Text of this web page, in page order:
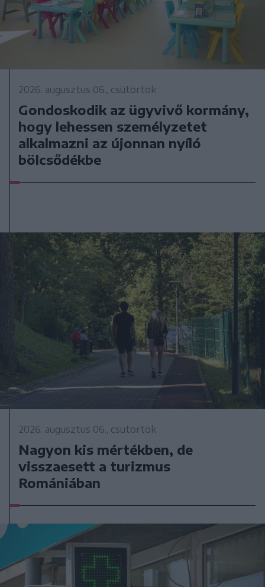
2026. augusztus 06., csütörtök
Gondoskodik az ügyvivő kormány,
hogy lehessen személyzetet
alkalmazni az újonnan nyíló
bölcsődékbe
2026. augusztus 06., csütörtök
Nagyon kis mértékben, de
visszaesett a turizmus
Romániában